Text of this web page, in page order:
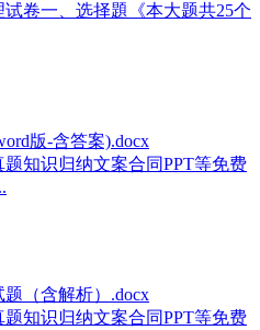
卷一、选择題《本大题共25个
版-含答案).docx
知识归纳文案合同PPT等免费
（含解析）.docx
知识归纳文案合同PPT等免费